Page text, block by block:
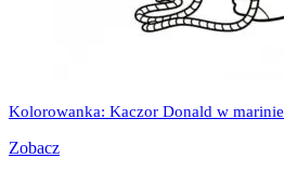
Kolorowanka: Kaczor Donald w marinie
Zobacz